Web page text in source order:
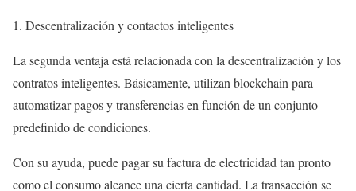
Descentralización y contactos inteligentes
La segunda ventaja está relacionada con la descentralización y los
contratos inteligentes. Básicamente, utilizan blockchain para
automatizar pagos y transferencias en función de un conjunto
predefinido de condiciones.
Con su ayuda, puede pagar su factura de electricidad tan pronto
como el consumo alcance una cierta cantidad. La transacción se